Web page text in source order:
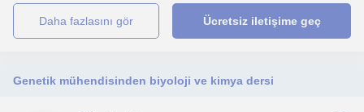
daha fazlasını gör Ücretsiz iletişime geç
Genetik mühendisinden biyoloji ve kimya dersi